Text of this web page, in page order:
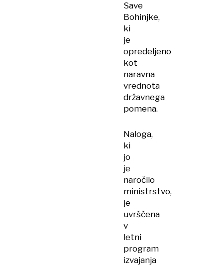
Save
Bohinjke,
ki
je
opredeljeno
kot
naravna
vrednota
državnega
pomena.
Naloga,
ki
jo
je
naročilo
ministrstvo,
je
uvrščena
v
letni
program
izvajanja